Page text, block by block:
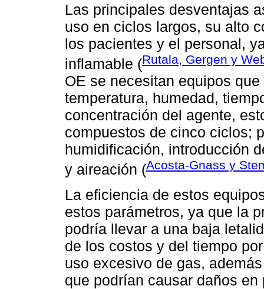
Las principales desventajas
uso en ciclos largos, su alto
los pacientes y el personal,
inflamable (Rutala, Gergen y
OE se necesitan equipos
temperatura, humedad,
concentración del agente,
compuestos de cinco ciclos;
humidificación, introducción
y aireación (Acosta-Gnass y
La eficiencia de estos
estos parámetros, ya que la
podría llevar a una baja
de los costos y del tiempo
uso excesivo de gas,
que podrían causar daños